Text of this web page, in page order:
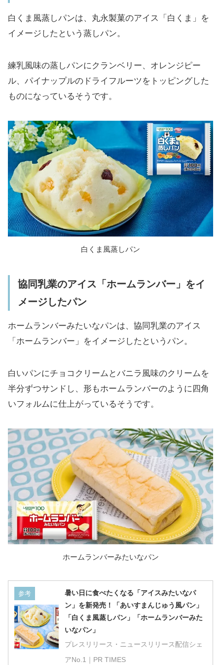
白くま風蒸しパンは、丸永製菓のアイス「白くま」を
イメージしたという蒸しパン。
練乳風味の蒸しパンにクランベリー、オレンジピー
ル、パイナップルのドライフルーツをトッピングした
ものになっているそうです。
白くま風蒸しパン
協同乳業のアイス「ホームランバー」をイ
メージしたパン
ホームランバーみたいなパンは、協同乳業のアイス
「ホームランバー」をイメージしたというパン。
白いパンにチョコクリームとバニラ風味のクリームを
半分ずつサンドし、形もホームランバーのように四角
いフォルムに仕上がっているそうです。
ホームランバーみたいなパン
参考
暑い日に食べたくなる「アイスみたいなパ
ン」を新発売！「あいすまんじゅう風パン」
「白くま風蒸しパン」「ホームランバーみた
いなパン」
プレスリリース・ニュースリリース配信シェ
アNo.1｜PR TIMES